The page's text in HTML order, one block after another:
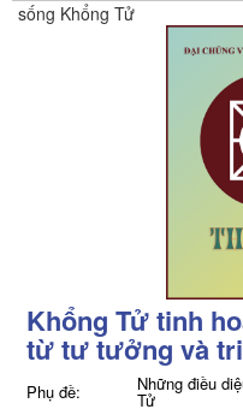
sống Khổng Tử
Khổng Tử tinh
từ tư tưởng và
Phụ đề: Những điều
Tử